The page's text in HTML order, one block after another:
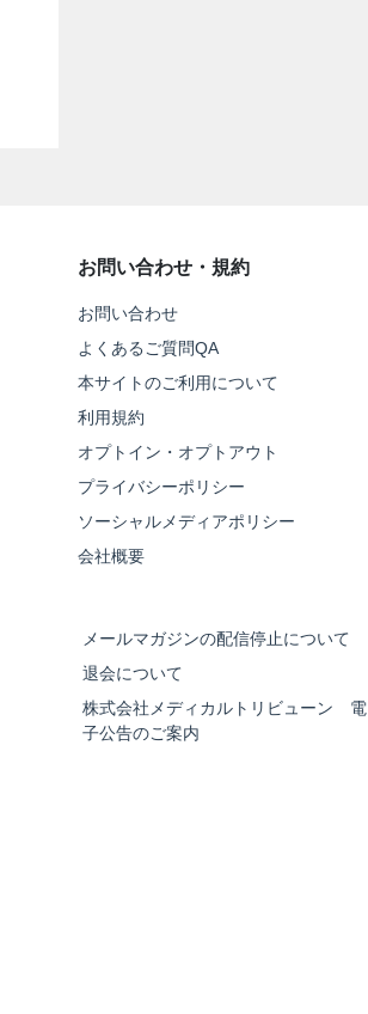
お問い合わせ・規約
お問い合わせ
よくあるご質問QA
本サイトのご利用について
利用規約
オプトイン・オプトアウト
プライバシーポリシー
ソーシャルメディアポリシー
会社概要
メールマガジンの配信停止について
退会について
株式会社メディカルトリビューン 電
子公告のご案内